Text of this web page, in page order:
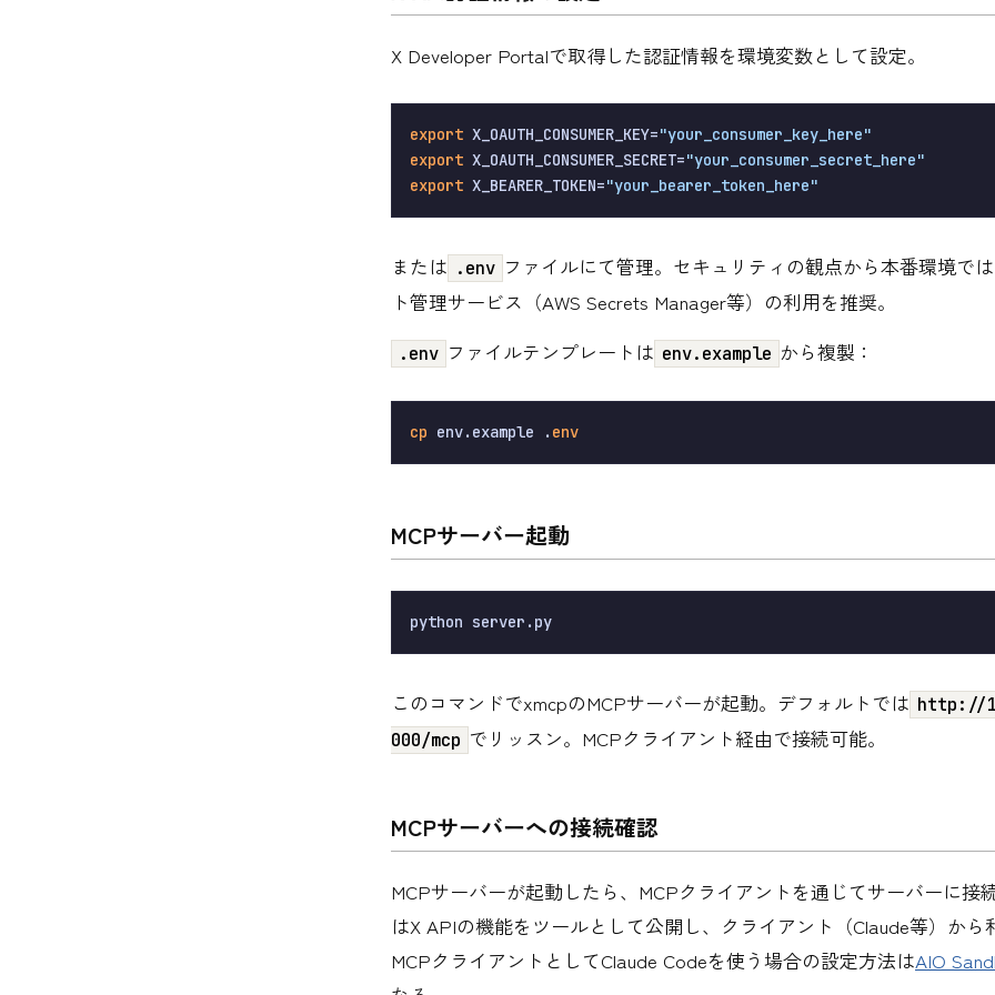
X Developer Portalで取得した認証情報を環境変数として設定。
export X_OAUTH_CONSUMER_KEY="your_consumer_key_here"
export X_OAUTH_CONSUMER_SECRET="your_consumer_secret_here"
export X_BEARER_TOKEN="your_bearer_token_here"
または .env ファイルにて管理。セキュリティの観点から本番環境で
ト管理サービス（AWS Secrets Manager等）の利用を推奨。
.env ファイルテンプレートは env.example から複製：
cp env.example .env
MCPサーバー起動
このコマンドでxmcpのMCPサーバーが起動。デフォルトでは http://
000/mcp でリッスン。MCPクライアント経由で接続可能。
MCPサーバーへの接続確認
MCPサーバーが起動したら、MCPクライアントを通じてサーバーに接
はX APIの機能をツールとして公開し、クライアント（Claude等）から
MCPクライアントとしてClaude Codeを使う場合の設定方法はAIO